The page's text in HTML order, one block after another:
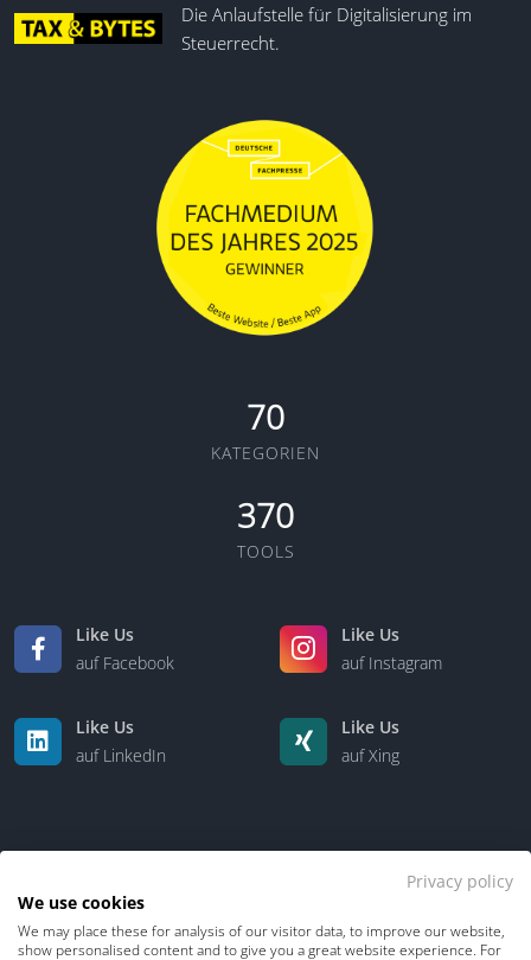
Die Anlaufstelle für Digitalisierung im
Steuerrecht.
70
KATEGORIEN
370
TOOLS
Like Us
auf Facebook
Like Us
auf Instagram
Like Us
auf LinkedIn
Like Us
auf Xing
Kontakt Über uns
Privacy policy
We use cookies
We may place these for analysis of our visitor data, to improve our website,
show personalised content and to give you a great website experience. For